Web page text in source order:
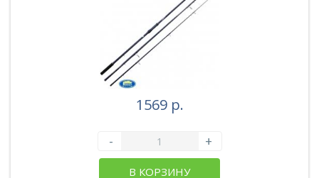
1569 р.
- +
В КОРЗИНУ